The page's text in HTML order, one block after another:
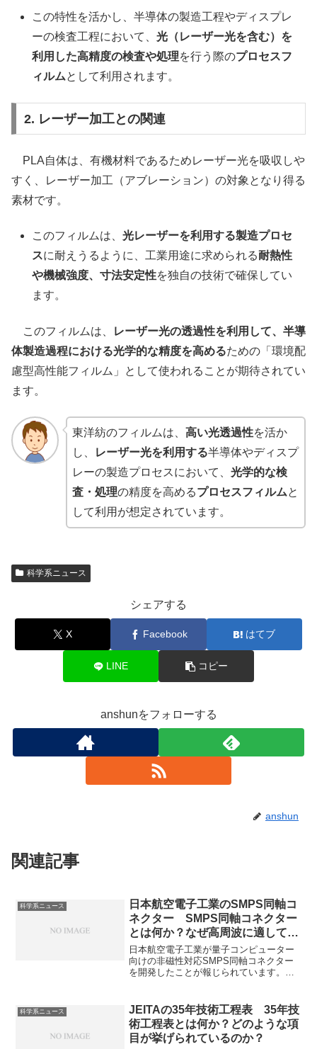
この特性を活かし、半導体の製造工程やディスプレ
ーの検査工程において、光（レーザー光を含む）を
利用した高精度の検査や処理を行う際のプロセスフ
ィルムとして利用されます。
2. レーザー加工との関連
PLA自体は、有機材料であるためレーザー光を吸収しや
すく、レーザー加工（アブレーション）の対象となり得る
素材です。
このフィルムは、光レーザーを利用する製造プロセ
スに耐えうるように、工業用途に求められる耐熱性
や機械強度、寸法安定性を独自の技術で確保してい
ます。
このフィルムは、
レーザー光の透過性を利用して、半導
体製造過程における光学的な精度を高めるための「環境配
慮型高性能フィルム」として使われることが期待されてい
ます。
東洋紡のフィルムは、 高い光透過性を活か
し、
レーザー光を利用する半導体やディスプ
レーの製造プロセスにおいて、 光学的な検
査・処理の精度を高めるプロセスフィルムと
して利用が想定されています。
科学系ニュース
シェアする
X Facebook はてブ
LINE コピー
anshunをフォローする
anshun
関連記事
科学系ニュース
日本航空電子工業のSMPS同軸コ
ネクター SMPS同軸コネクター
とは何か？なぜ高周波に適してい
るのか？
日本航空電子工業が量子コンピューター
向けの非磁性対応SMPS同軸コネクター
を開発したことが報じられています。
ています。非磁性とする意味や高周波に
適している理由を知ることができます。
科学系ニュース
JEITAの35年技術工程表 35年技
術工程表とは何か？どのような項
目が挙げられているのか？